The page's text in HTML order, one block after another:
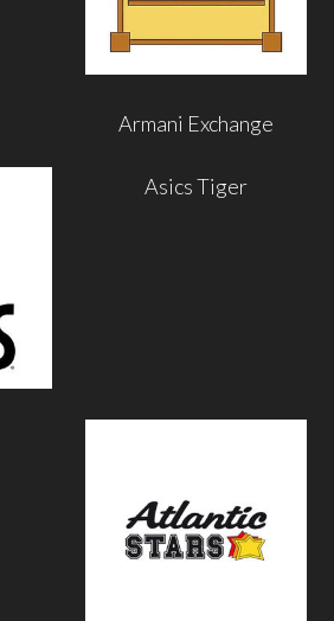
Armani Exchange
Asics Tiger